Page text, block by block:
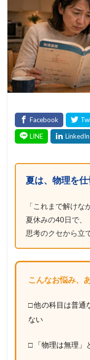
夏は、物理を仕
「これまで解けな
夏休みの40日で、
思考のクセから立
こんなお悩み、
□ 他の科目は普通
ない
□ 「物理は無理」